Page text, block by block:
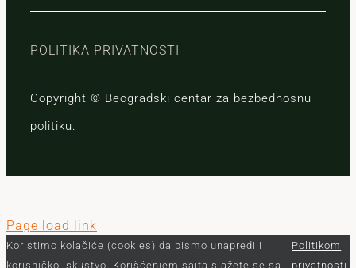
POLITIKA PRIVATNOSTI
Copyright © Beogradski centar za bezbednosnu
politiku.
Page load link
Koristimo kolačiće (cookies) da bismo unapredili
korisničko iskustvo. Korišćenjem sajta slažete se sa
Politikom
privatnosti